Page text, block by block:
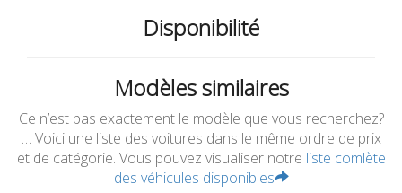
Disponibilité
Modèles similaires
Ce n’est pas exactement le modèle que vous recherchez?
… Voici une liste des voitures dans le même ordre de prix
et de catégorie. Vous pouvez visualiser notre liste comlète
des véhicules disponibles